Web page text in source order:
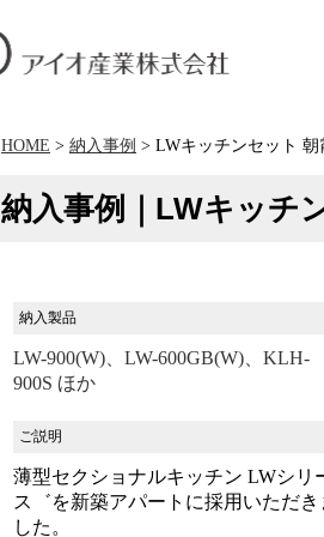
HOME > 納入事例 > LWキッチンセット
納入事例｜LWキッチ
納入製品
LW-900(W)、LW-600GB(W)、KLH-
900S ほか
ご説明
薄型セクショナルキッチン LWシリ
ス゛を新築アパートに採用いただき
した。